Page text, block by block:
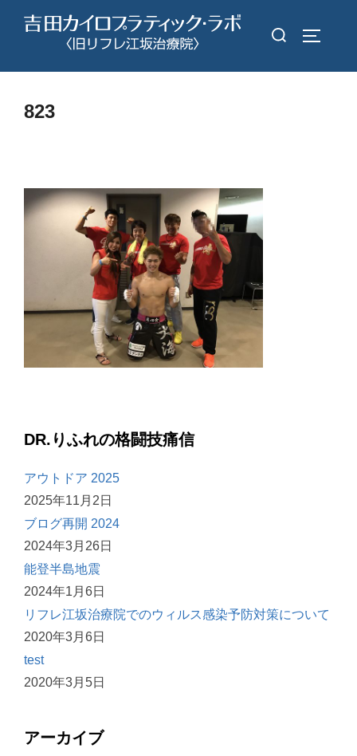
検
対
823
DR.りふれの格闘技痛信
アウトドア 2025
2025年11月2日
ブログ再開 2024
2024年3月26日
能登半島地震
2024年1月6日
リフレ江坂治療院でのウィルス感染予防対策について
2020年3月6日
test
2020年3月5日
アーカイブ